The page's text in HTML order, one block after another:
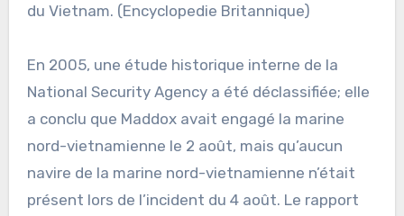
du Vietnam. (Encyclopedie Britannique)
En 2005, une étude historique interne de la
National Security Agency a été déclassifiée; elle
a conclu que Maddox avait engagé la marine
nord-vietnamienne le 2 août, mais qu’aucun
navire de la marine nord-vietnamienne n’était
présent lors de l’incident du 4 août. Le rapport